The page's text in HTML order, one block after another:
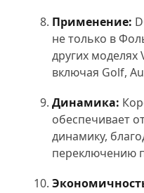
Применение:
не только в
других
включая Golf,
Динамика:
обеспечивает
динамику,
переключению